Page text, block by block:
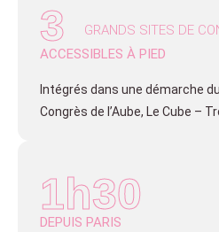
3
GRANDS SITES DE
ACCESSIBLES À PIED
Intégrés dans une démarche
Congrès de l’Aube, Le Cube –
1h30
DEPUIS PARIS